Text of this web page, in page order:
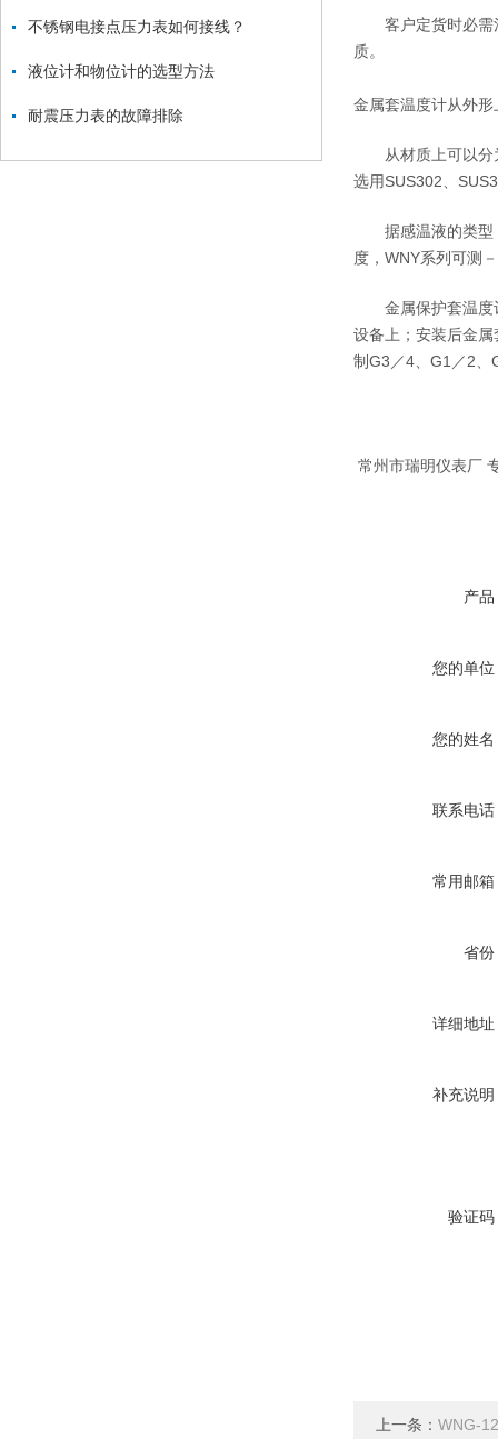
不锈钢电接点压力表如何接线？
液位计和物位计的选型方法
耐震压力表的故障排除
客户定货时必需注
质。
金属套温度计从外
从材质上可以分为
选用SUS302、
据感温液的类型，
度，WNY系列可测
金属保护套温度计
设备上；安装后金
制G3／4、G1／2、
常州市瑞明仪表厂
产品
您的单位
您的姓名
联系电话
常用邮箱
省份
详细地址
补充说明
验证码
上一条： WNG-